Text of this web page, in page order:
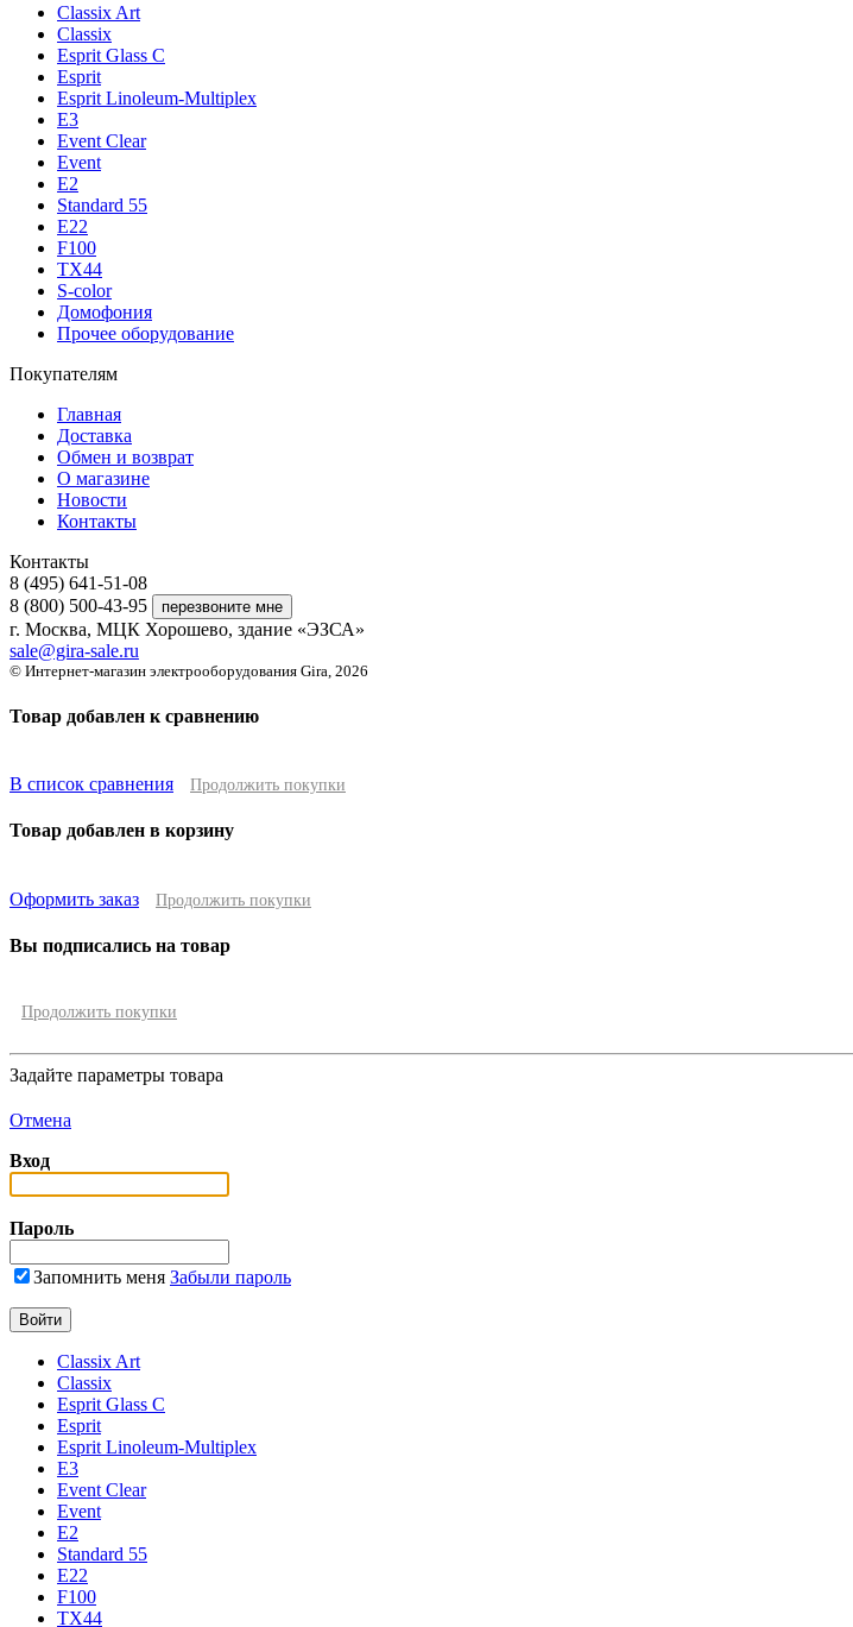
Classix Art
Classix
Esprit Glass C
Esprit
Esprit Linoleum-Multiplex
E3
Event Clear
Event
E2
Standard 55
E22
F100
TX44
S-color
Домофония
Прочее оборудование
Покупателям
Главная
Доставка
Обмен и возврат
О магазине
Новости
Контакты
Контакты
8 (495) 641-51-08
8 (800) 500-43-95
г. Москва, МЦК Хорошево, здание «ЭЗСА»
sale@gira-sale.ru
© Интернет-магазин электрооборудования Gira, 2026
Товар добавлен к сравнению
В список сравнения Продолжить покупки
Товар добавлен в корзину
Оформить заказ Продолжить покупки
Вы подписались на товар
Продолжить покупки
Задайте параметры товара
Отмена
Вход
Пароль
Запомнить меня Забыли пароль
Classix Art
Classix
Esprit Glass C
Esprit
Esprit Linoleum-Multiplex
E3
Event Clear
Event
E2
Standard 55
E22
F100
TX44